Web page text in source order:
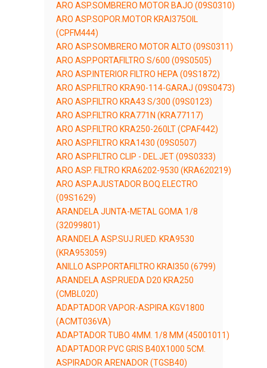
ARO ASP.SOMBRERO MOTOR BAJO (09S0310)
ARO ASP.SOPOR.MOTOR KRAI375OIL
(CPFM444)
ARO ASP.SOMBRERO MOTOR ALTO (09S0311)
ARO ASP.PORTAFILTRO S/600 (09S0505)
ARO ASP.INTERIOR FILTRO HEPA (09S1872)
ARO ASP.FILTRO KRA90-114-GARAJ (09S0473)
ARO ASP.FILTRO KRA43 S/300 (09S0123)
ARO ASP.FILTRO KRA771N (KRA77117)
ARO ASP.FILTRO KRA250-260LT (CPAF442)
ARO ASP.FILTRO KRA1430 (09S0507)
ARO ASP.FILTRO CLIP - DEL.JET (09S0333)
ARO ASP. FILTRO KRA6202-9530 (KRA620219)
ARO ASP.AJUSTADOR BOQ.ELECTRO
(09S1629)
ARANDELA JUNTA-METAL GOMA 1/8
(32099801)
ARANDELA ASP.SUJ.RUED. KRA9530
(KRA953059)
ANILLO ASP.PORTAFILTRO KRAI350 (6799)
ARANDELA ASP.RUEDA D20 KRA250
(CMBL020)
ADAPTADOR VAPOR-ASPIRA.KGV1800
(ACMT036VA)
ADAPTADOR TUBO 4MM. 1/8 MM (45001011)
ADAPTADOR PVC GRIS B40X1000 5CM.
ASPIRADOR ARENADOR (TGSB40)